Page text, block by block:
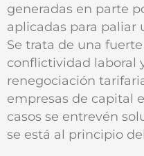
generadas en parte
aplicadas para paliar
Se trata de una
conflictividad laboral
renegociación
empresas de capital
casos se entrevén
se está al principio